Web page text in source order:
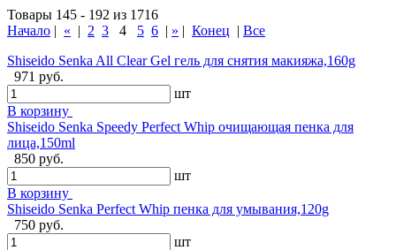
Товары 145 - 192 из 1716
Начало | « | 2 3 4 5 6 | » | Конец | Все
Shiseido Senka All Clear Gel гель для снятия макияжа,160g
971 руб.
шт
В корзину
Shiseido Senka Speedy Perfect Whip очищающая пенка для
лица,150ml
850 руб.
шт
В корзину
Shiseido Senka Perfect Whip пенка для умывания,120g
750 руб.
шт